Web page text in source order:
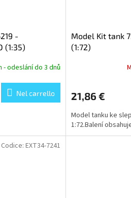
-
(1:35)
- odeslání do 3 dnů
Nel carrello
Model Kit tank
(1:72)
21,86 €
Model tanku ke
1:72.Balení
Codice: EXT34-7241